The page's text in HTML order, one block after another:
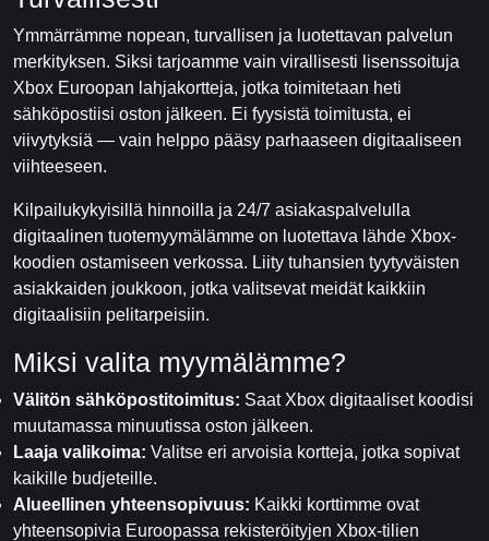
Ymmärrämme nopean, turvallisen ja luotettavan palvelun
merkityksen. Siksi tarjoamme vain virallisesti lisenssoituja
Xbox Euroopan lahjakortteja, jotka toimitetaan heti
sähköpostiisi oston jälkeen. Ei fyysistä toimitusta, ei
viivytyksiä — vain helppo pääsy parhaaseen digitaaliseen
viihteeseen.
Kilpailukykyisillä hinnoilla ja 24/7 asiakaspalvelulla
digitaalinen tuotemyymälämme on luotettava lähde Xbox-
koodien ostamiseen verkossa. Liity tuhansien tyytyväisten
asiakkaiden joukkoon, jotka valitsevat meidät kaikkiin
digitaalisiin pelitarpeisiin.
Miksi valita myymälämme?
Välitön sähköpostitoimitus: Saat Xbox digitaaliset koodisi
muutamassa minuutissa oston jälkeen.
Laaja valikoima: Valitse eri arvoisia kortteja, jotka sopivat
kaikille budjeteille.
Alueellinen yhteensopivuus: Kaikki korttimme ovat
yhteensopivia Euroopassa rekisteröityjen Xbox-tilien